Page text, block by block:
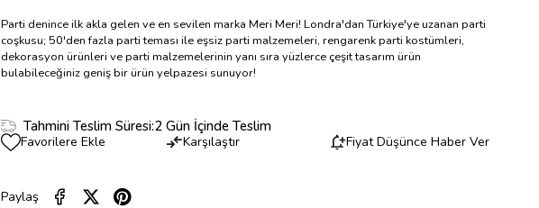
Parti denince ilk akla gelen ve en sevilen marka Meri Meri! Londra'dan Türkiye'ye uzanan parti
coşkusu; 50'den fazla parti teması ile eşsiz parti malzemeleri, rengarenk parti kostümleri,
dekorasyon ürünleri ve parti malzemelerinin yanı sıra yüzlerce çeşit tasarım ürün
bulabileceğiniz geniş bir ürün yelpazesi sunuyor!
Tahmini Teslim Süresi:2 Gün İçinde Teslim
Favorilere Ekle Karşılaştır Fiyat Düşünce Haber Ver
Paylaş